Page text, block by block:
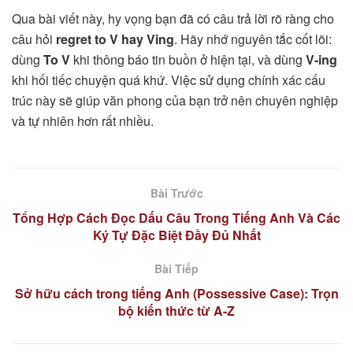
Qua bài viết này, hy vọng bạn đã có câu trả lời rõ ràng cho
câu hỏi regret to V hay Ving. Hãy nhớ nguyên tắc cốt lõi:
dùng To V khi thông báo tin buồn ở hiện tại, và dùng V-ing
khi hối tiếc chuyện quá khứ. Việc sử dụng chính xác cấu
trúc này sẽ giúp văn phong của bạn trở nên chuyên nghiệp
và tự nhiên hơn rất nhiều.
Bài Trước
Tổng Hợp Cách Đọc Dấu Câu Trong Tiếng Anh Và Các
Ký Tự Đặc Biệt Đầy Đủ Nhất
Bài Tiếp
Sở hữu cách trong tiếng Anh (Possessive Case): Trọn
bộ kiến thức từ A-Z